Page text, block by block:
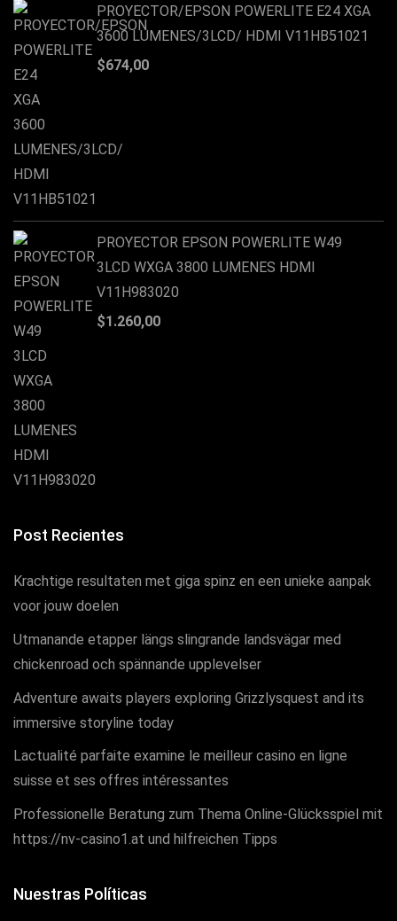
PROYECTOR/EPSON POWERLITE E24 XGA
3600 LUMENES/3LCD/ HDMI V11HB51021
$674,00
PROYECTOR EPSON POWERLITE W49
3LCD WXGA 3800 LUMENES HDMI
V11H983020
$1.260,00
Post Recientes
Krachtige resultaten met giga spinz en een unieke aanpak
voor jouw doelen
Utmanande etapper längs slingrande landsvägar med
chickenroad och spännande upplevelser
Adventure awaits players exploring Grizzlysquest and its
immersive storyline today
Lactualité parfaite examine le meilleur casino en ligne
suisse et ses offres intéressantes
Professionelle Beratung zum Thema Online-Glücksspiel mit
https://nv-casino1.at und hilfreichen Tipps
Nuestras Políticas